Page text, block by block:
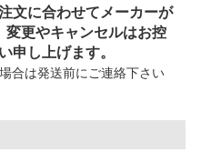
文に合わせてメーカーが
変更やキャンセルはお控
申し上げます。
合は発送前にご連絡下さい